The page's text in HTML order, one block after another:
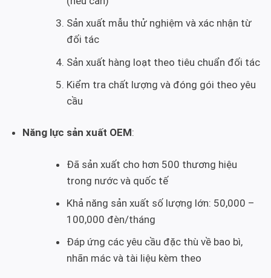
Sản xuất mẫu thử nghiệm và xác nhận từ
đối tác
Sản xuất hàng loạt theo tiêu chuẩn đối tác
Kiểm tra chất lượng và đóng gói theo yêu
cầu
Năng lực sản xuất OEM:
Đã sản xuất cho hơn 500 thương hiệu
trong nước và quốc tế
Khả năng sản xuất số lượng lớn: 50,000 –
100,000 đèn/tháng
Đáp ứng các yêu cầu đặc thù về bao bì,
nhãn mác và tài liệu kèm theo